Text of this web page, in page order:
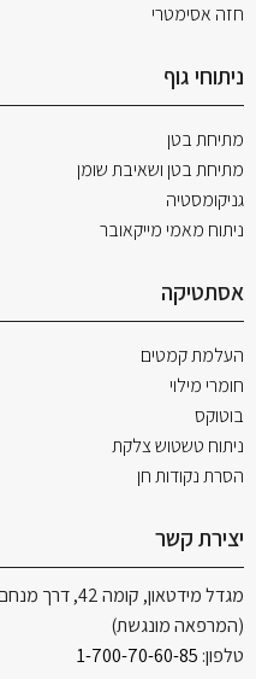
חזה אסימטרי
ניתוחי גוף
מתיחת בטן
מתיחת בטן ושאיבת שומן
גניקומסטיה
ניתוח מאמי מייקאובר
אסתטיקה
העלמת קמטים
חומרי מילוי
בוטוקס
ניתוח טשטוש צלקת
הסרת נקודות חן
יצירת קשר
מגדל מידטאון, קומה 42, דרך מנחם בגין 144 א' תל אביב
(המרפאה מונגשת)
טלפון: 1-700-70-60-85